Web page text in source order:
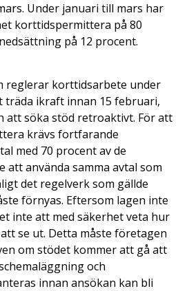
Under januari till mars har
korttidspermittera på 80
på 12 procent.
reglerar korttidsarbete under
träda ikraft innan 15 februari,
att söka stöd retroaktivt. För att
krävs fortfarande
med 70 procent av de
att använda samma avtal som
det regelverk som gällde
förnyas. Eftersom lagen inte
inte att med säkerhet veta hur
se ut. Detta måste företagen
om stödet kommer att gå att
och
innan ansökan kan bli